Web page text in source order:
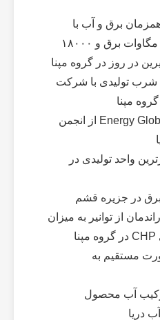
همزمان برق و آب با
ظرفیت تولید ۵۰ مگاوات برق و ۱۸۰۰۰
در روز در گروه مپنا
شرب تولیدی با شرکت
مپنا
اخذ گواهی‌نامه Energy Globe از انجمن
واحد تولیدی در
برق در جزیره قشم
از توانیر به میزان
مستقیم به
آب محصول